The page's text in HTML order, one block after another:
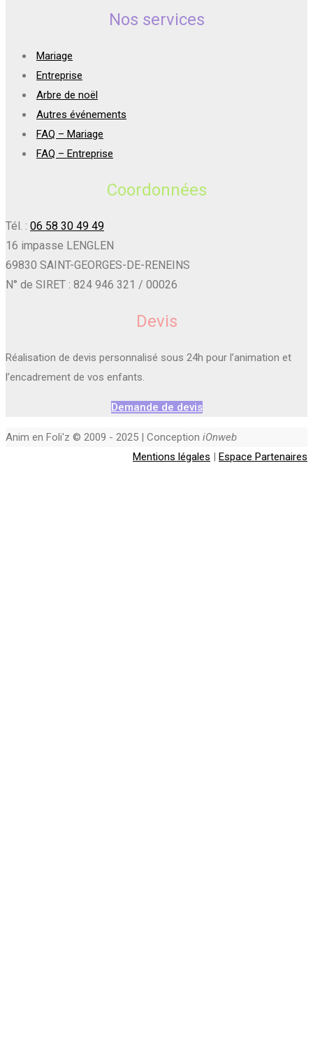
Nos services
Mariage
Entreprise
Arbre de noël
Autres événements
FAQ – Mariage
FAQ – Entreprise
Coordonnées
Tél. : 06 58 30 49 49
16 impasse LENGLEN
69830 SAINT-GEORGES-DE-RENEINS
N° de SIRET : 824 946 321 / 00026
Devis
Réalisation de devis personnalisé sous 24h pour l’animation et
l’encadrement de vos enfants.
Demande de devis
Anim en Foli'z © 2009 - 2025 | Conception iOnweb
Mentions légales | Espace Partenaires